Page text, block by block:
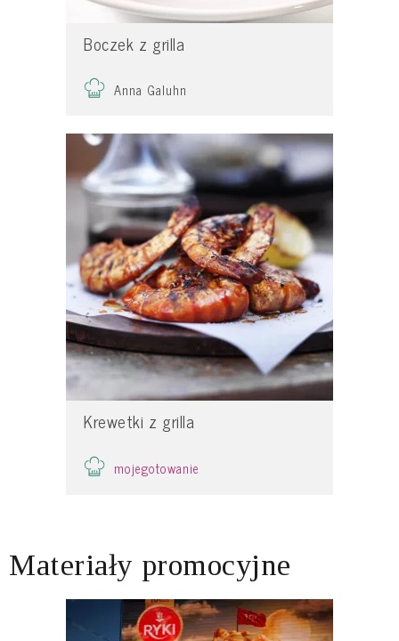
Boczek z grilla
Anna Galuhn
Krewetki z grilla
mojegotowanie
Materiały promocyjne